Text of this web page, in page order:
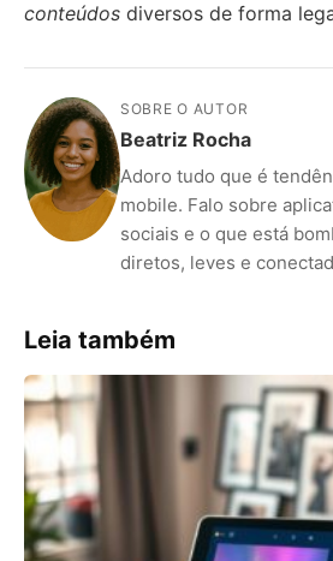
conteúdos diversos de forma
SOBRE O AUTOR
Beatriz Rocha
Adoro tudo que é
mobile. Falo sobre
sociais e o que está
diretos, leves e
Leia também